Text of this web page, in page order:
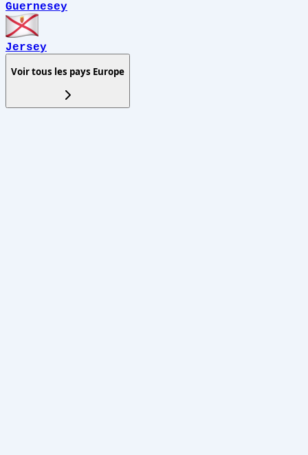
Guernesey
Jersey
Voir tous les pays Europe